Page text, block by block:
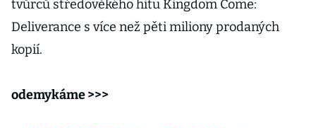
tvůrců středověkého hitu Kingdom Come:
Deliverance s více než pěti miliony prodaných
kopií.
odemykáme >>>